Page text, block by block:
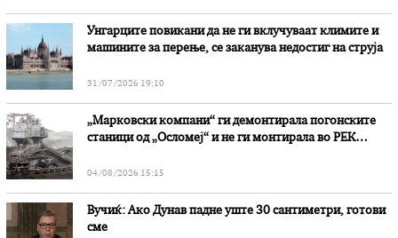
Унгарците повикани да не ги вклучуваат климите и
машините за перење, се заканува недостиг на струја
31/07/2026 19:10
„Марковски компани“ ги демонтирала погонските
станици од „Осломеј“ и не ги монтирала во РЕК
04/08/2026 15:15
Вучиќ: Ако Дунав падне уште 30 сантиметри, готови
сме